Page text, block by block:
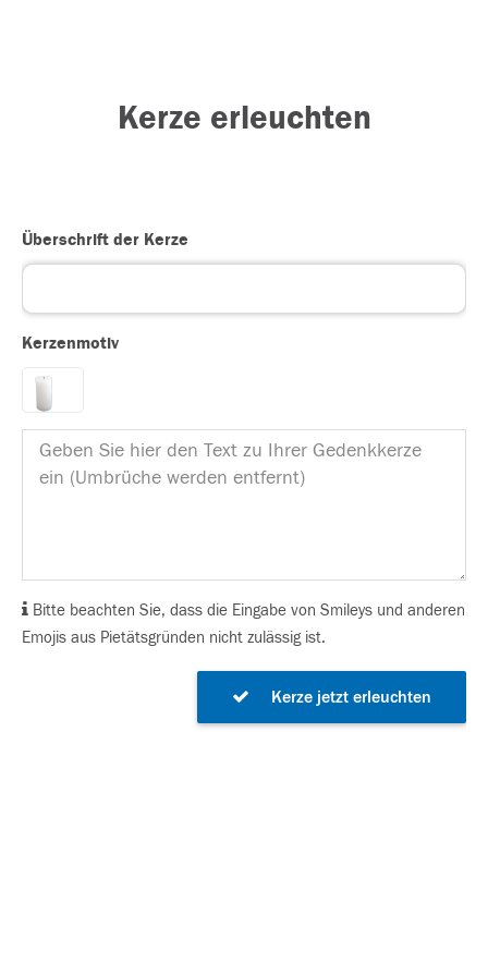
Kerze erleuchten
Überschrift der Kerze
Kerzenmotiv
Bitte beachten Sie, dass die Eingabe von Smileys und anderen
Emojis aus Pietätsgründen nicht zulässig ist.
Kerze jetzt erleuchten